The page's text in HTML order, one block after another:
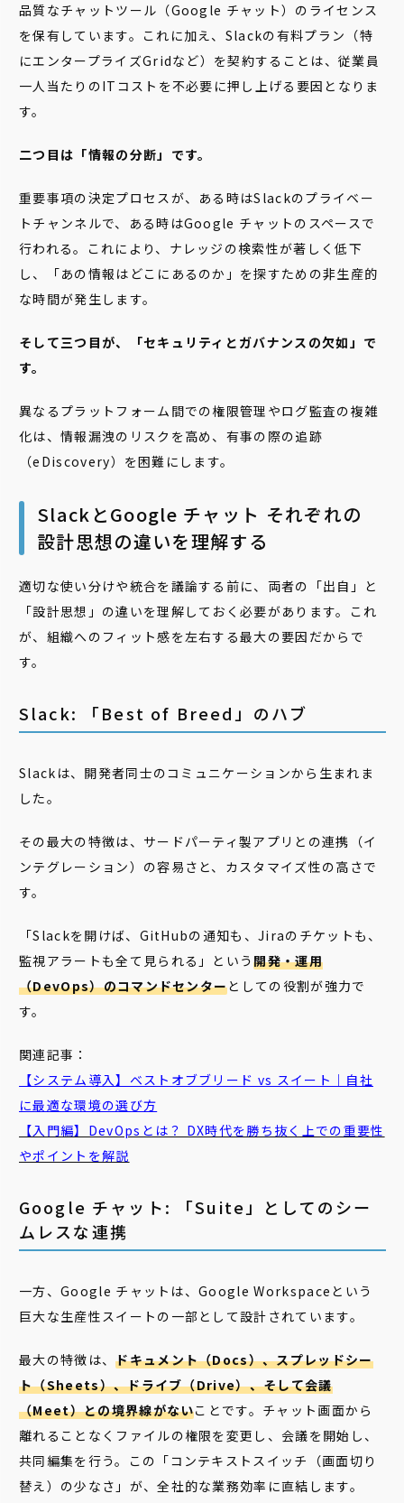
品質なチャットツール（Google チャット）のライセンス
を保有しています。これに加え、Slackの有料プラン（特
にエンタープライズGridなど）を契約することは、従業員
一人当たりのITコストを不必要に押し上げる要因となりま
す。
二つ目は「情報の分断」です。
重要事項の決定プロセスが、ある時はSlackのプライベー
トチャンネルで、ある時はGoogle チャットのスペースで
行われる。これにより、ナレッジの検索性が著しく低下
し、「あの情報はどこにあるのか」を探すための非生産的
な時間が発生します。
そして三つ目が、「セキュリティとガバナンスの欠如」で
す。
異なるプラットフォーム間での権限管理やログ監査の複雑
化は、情報漏洩のリスクを高め、有事の際の追跡
（eDiscovery）を困難にします。
SlackとGoogle チャット それぞれの
設計思想の違いを理解する
適切な使い分けや統合を議論する前に、両者の「出自」と
「設計思想」の違いを理解しておく必要があります。これ
が、組織へのフィット感を左右する最大の要因だからで
す。
Slack: 「Best of Breed」のハブ
Slackは、開発者同士のコミュニケーションから生まれま
した。
その最大の特徴は、サードパーティ製アプリとの連携（イ
ンテグレーション）の容易さと、カスタマイズ性の高さで
す。
「Slackを開けば、GitHubの通知も、Jiraのチケットも、
監視アラートも全て見られる」という開発・運用
（DevOps）のコマンドセンターとしての役割が強力で
す。
関連記事：
【システム導入】ベストオブブリード vs スイート｜自社
に最適な環境の選び方
【入門編】DevOpsとは？ DX時代を勝ち抜く上での重要性
やポイントを解説
Google チャット: 「Suite」としてのシー
ムレスな連携
一方、Google チャットは、Google Workspaceという
巨大な生産性スイートの一部として設計されています。
最大の特徴は、ドキュメント（Docs）、スプレッドシー
ト（Sheets）、ドライブ（Drive）、そして会議
（Meet）との境界線がないことです。チャット画面から
離れることなくファイルの権限を変更し、会議を開始し、
共同編集を行う。この「コンテキストスイッチ（画面切り
替え）の少なさ」が、全社的な業務効率に直結します。